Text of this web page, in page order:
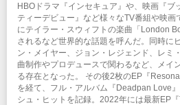
HBOドラマ『インセキュア』や、映画『ブ
ティーデビュー』など様々なTV番組や映画
にテイラー・スウィフトの楽曲「London
されるなど世界的な話題を呼んだ。同時に
ン・メイヤー、ジョン・レジェンド、レミ
曲制作やプロデュースで関わるなど、メイ
る存在となった。 その後2枚のEP『
を経て、フル・アルバム『Deadpan Love
シュ・ヒットを記録。2022年には最新EP